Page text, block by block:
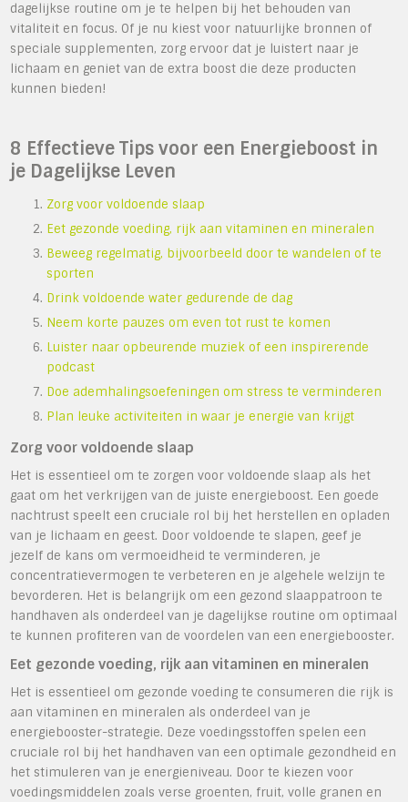
dagelijkse routine om je te helpen bij het behouden van
vitaliteit en focus. Of je nu kiest voor natuurlijke bronnen of
speciale supplementen, zorg ervoor dat je luistert naar je
lichaam en geniet van de extra boost die deze producten
kunnen bieden!
8 Effectieve Tips voor een Energieboost in
je Dagelijkse Leven
Zorg voor voldoende slaap
Eet gezonde voeding, rijk aan vitaminen en mineralen
Beweeg regelmatig, bijvoorbeeld door te wandelen of te
sporten
Drink voldoende water gedurende de dag
Neem korte pauzes om even tot rust te komen
Luister naar opbeurende muziek of een inspirerende
podcast
Doe ademhalingsoefeningen om stress te verminderen
Plan leuke activiteiten in waar je energie van krijgt
Zorg voor voldoende slaap
Het is essentieel om te zorgen voor voldoende slaap als het
gaat om het verkrijgen van de juiste energieboost. Een goede
nachtrust speelt een cruciale rol bij het herstellen en opladen
van je lichaam en geest. Door voldoende te slapen, geef je
jezelf de kans om vermoeidheid te verminderen, je
concentratievermogen te verbeteren en je algehele welzijn te
bevorderen. Het is belangrijk om een gezond slaappatroon te
handhaven als onderdeel van je dagelijkse routine om optimaal
te kunnen profiteren van de voordelen van een energiebooster.
Eet gezonde voeding, rijk aan vitaminen en mineralen
Het is essentieel om gezonde voeding te consumeren die rijk is
aan vitaminen en mineralen als onderdeel van je
energiebooster-strategie. Deze voedingsstoffen spelen een
cruciale rol bij het handhaven van een optimale gezondheid en
het stimuleren van je energieniveau. Door te kiezen voor
voedingsmiddelen zoals verse groenten, fruit, volle granen en